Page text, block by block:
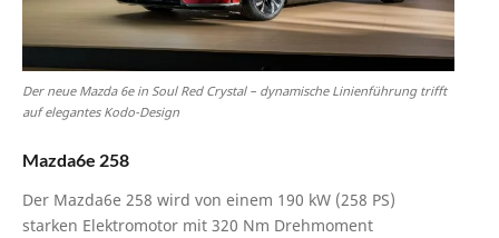
Der neue Mazda 6e in Soul Red Crystal – dynamische Linienführung trifft
auf elegantes Kodo-Design
Mazda6e 258
Der Mazda6e 258 wird von einem 190 kW (258 PS)
starken Elektromotor mit 320 Nm Drehmoment